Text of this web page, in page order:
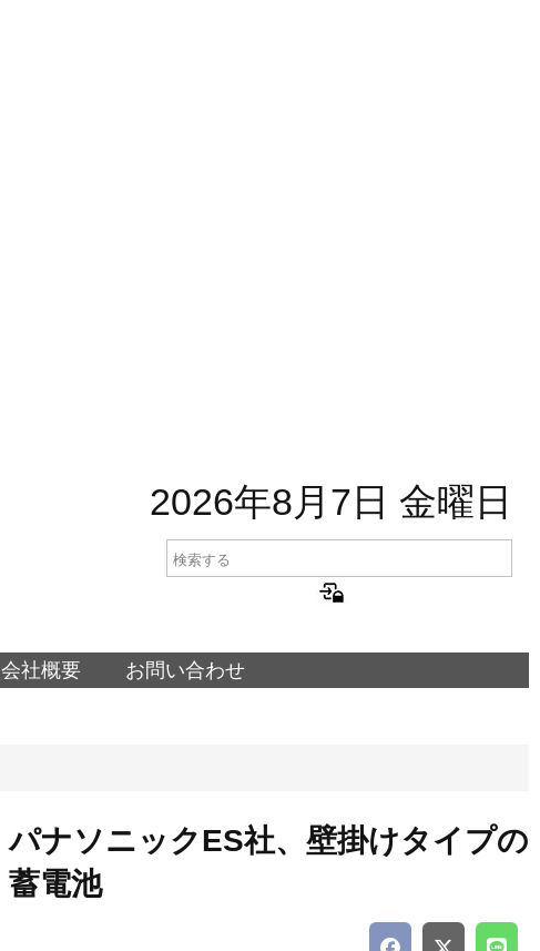
2026年8月7日 金曜日
会社概要 お問い合わせ
パナソニックES社、壁掛けタイプの
蓄電池